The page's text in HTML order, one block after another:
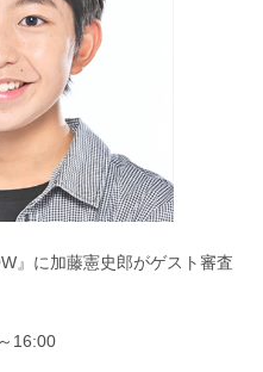
』に加藤憲史郎がゲスト審査
16:00